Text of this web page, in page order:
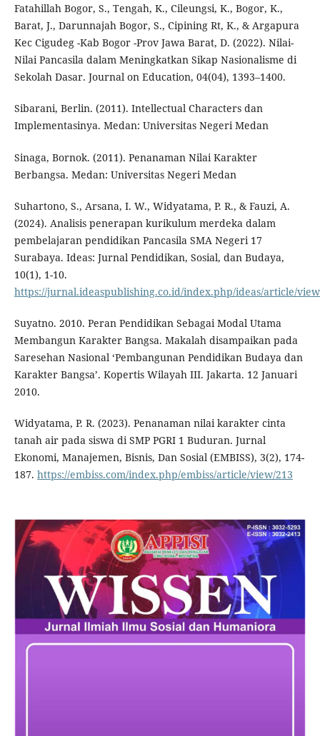
Fatahillah Bogor, S., Tengah, K., Cileungsi, K., Bogor, K.,
Barat, J., Darunnajah Bogor, S., Cipining Rt, K., & Argapura
Kec Cigudeg -Kab Bogor -Prov Jawa Barat, D. (2022). Nilai-
Nilai Pancasila dalam Meningkatkan Sikap Nasionalisme di
Sekolah Dasar. Journal on Education, 04(04), 1393–1400.
Sibarani, Berlin. (2011). Intellectual Characters dan
Implementasinya. Medan: Universitas Negeri Medan
Sinaga, Bornok. (2011). Penanaman Nilai Karakter
Berbangsa. Medan: Universitas Negeri Medan
Suhartono, S., Arsana, I. W., Widyatama, P. R., & Fauzi, A.
(2024). Analisis penerapan kurikulum merdeka dalam
pembelajaran pendidikan Pancasila SMA Negeri 17
Surabaya. Ideas: Jurnal Pendidikan, Sosial, dan Budaya,
10(1), 1-10.
https://jurnal.ideaspublishing.co.id/index.php/ideas/article/
Suyatno. 2010. Peran Pendidikan Sebagai Modal Utama
Membangun Karakter Bangsa. Makalah disampaikan pada
Saresehan Nasional ‘Pembangunan Pendidikan Budaya dan
Karakter Bangsa’. Kopertis Wilayah III. Jakarta. 12 Januari
2010.
Widyatama, P. R. (2023). Penanaman nilai karakter cinta
tanah air pada siswa di SMP PGRI 1 Buduran. Jurnal
Ekonomi, Manajemen, Bisnis, Dan Sosial (EMBISS), 3(2), 174-
187. https://embiss.com/index.php/embiss/article/view/213